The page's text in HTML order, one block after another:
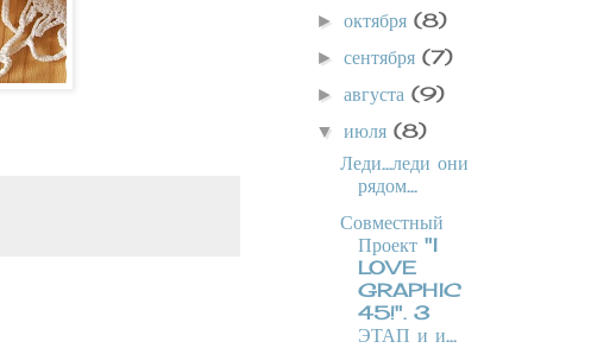
►октября(8)
►сентября(7)
►августа(9)
▼июля(8)
Леди...леди они
рядом...
Совместный
Проект "I
LOVE
GRAPHIC
45!". 3
ЭТАП и и...